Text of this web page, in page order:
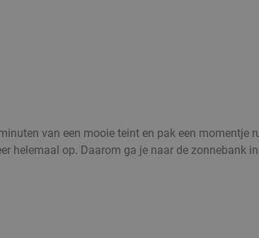
van een mooie teint en pak een momentje
helemaal op. Daarom ga je naar de zonnebank